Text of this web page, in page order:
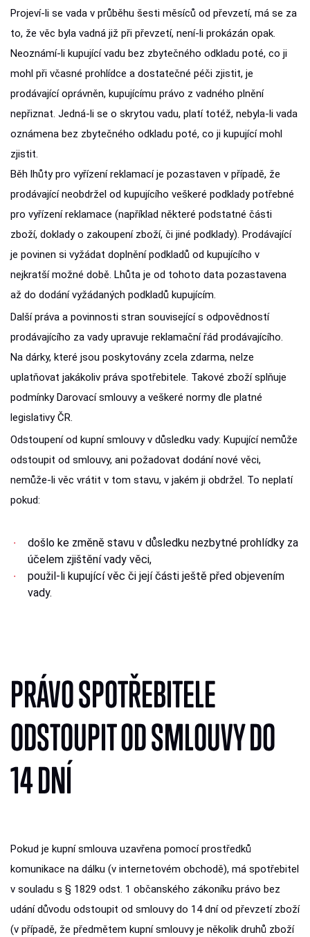
Projeví-li se vada v průběhu šesti měsíců od převzetí, má se za
to, že věc byla vadná již při převzetí, není-li prokázán opak.
Neoznámí-li kupující vadu bez zbytečného odkladu poté, co ji
mohl při včasné prohlídce a dostatečné péči zjistit, je
prodávající oprávněn, kupujícímu právo z vadného plnění
nepřiznat. Jedná-li se o skrytou vadu, platí totéž, nebyla-li vada
oznámena bez zbytečného odkladu poté, co ji kupující mohl
zjistit.
Běh lhůty pro vyřízení reklamací je pozastaven v případě, že
prodávající neobdržel od kupujícího veškeré podklady potřebné
pro vyřízení reklamace (například některé podstatné části
zboží, doklady o zakoupení zboží, či jiné podklady). Prodávající
je povinen si vyžádat doplnění podkladů od kupujícího v
nejkratší možné době. Lhůta je od tohoto data pozastavena
až do dodání vyžádaných podkladů kupujícím.
Další práva a povinnosti stran související s odpovědností
prodávajícího za vady upravuje reklamační řád prodávajícího.
Na dárky, které jsou poskytovány zcela zdarma, nelze
uplatňovat jakákoliv práva spotřebitele. Takové zboží splňuje
podmínky Darovací smlouvy a veškeré normy dle platné
legislativy ČR.
Odstoupení od kupní smlouvy v důsledku vady: Kupující nemůže
odstoupit od smlouvy, ani požadovat dodání nové věci,
nemůže-li věc vrátit v tom stavu, v jakém ji obdržel. To neplatí
pokud:
došlo ke změně stavu v důsledku nezbytné prohlídky za
účelem zjištění vady věci,
použil-li kupující věc či její části ještě před objevením
vady.
PRÁVO SPOTŘEBITELE
ODSTOUPIT OD SMLOUVY DO
14 DNÍ
Pokud je kupní smlouva uzavřena pomocí prostředků
komunikace na dálku (v internetovém obchodě), má spotřebitel
v souladu s § 1829 odst. 1 občanského zákoníku právo bez
udání důvodu odstoupit od smlouvy do 14 dní od převzetí zboží
(v případě, že předmětem kupní smlouvy je několik druhů zboží